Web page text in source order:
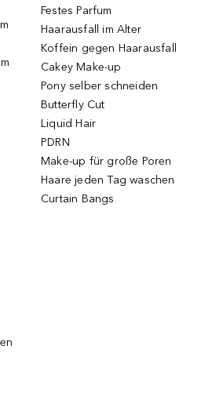
Festes Parfum
Haarausfall im Alter
Koffein gegen Haarausfall
Cakey Make-up
Pony selber schneiden
Butterfly Cut
Liquid Hair
PDRN
Make-up für große Poren
Haare jeden Tag waschen
Curtain Bangs